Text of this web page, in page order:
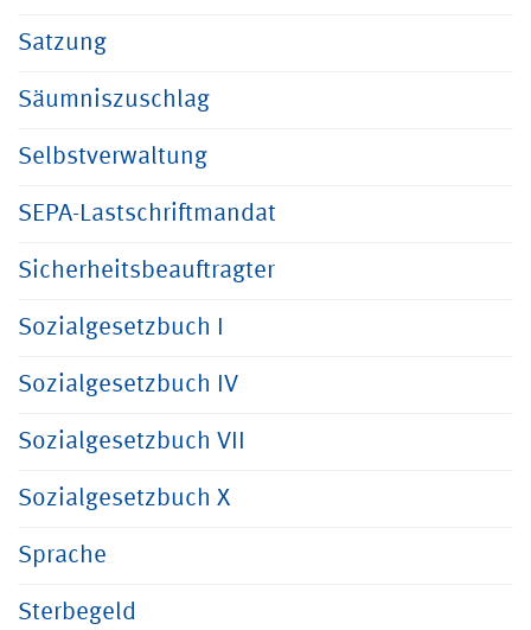
Satzung
Säumniszuschlag
Selbstverwaltung
SEPA-Lastschriftmandat
Sicherheitsbeauftragter
Sozialgesetzbuch I
Sozialgesetzbuch IV
Sozialgesetzbuch VII
Sozialgesetzbuch X
Sprache
Sterbegeld